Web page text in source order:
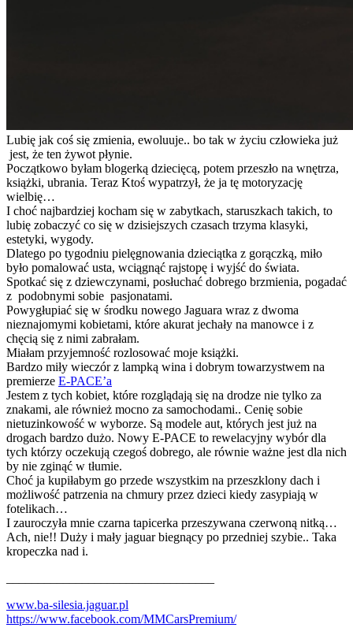
Lubię jak coś się zmienia, ewoluuje.. bo tak w życiu człowieka już
jest, że ten żywot płynie.
Początkowo byłam blogerką dziecięcą, potem przeszło na wnętrza,
książki, ubrania. Teraz Ktoś wypatrzył, że ja tę motoryzację
wielbię…
I choć najbardziej kocham się w zabytkach, staruszkach takich, to
lubię zobaczyć co się w dzisiejszych czasach trzyma klasyki,
estetyki, wygody.
Dlatego po tygodniu pielęgnowania dzieciątka z gorączką, miło
było pomalować usta, wciągnąć rajstopę i wyjść do świata.
Spotkać się z dziewczynami, posłuchać dobrego brzmienia, pogadać
z podobnymi sobie pasjonatami.
Powygłupiać się w środku nowego Jaguara wraz z dwoma
nieznajomymi kobietami, które akurat jechały na manowce i z
chęcią się z nimi zabrałam.
Miałam przyjemność rozlosować moje książki.
Bardzo miły wieczór z lampką wina i dobrym towarzystwem na
premierze E-PACE’a
Jestem z tych kobiet, które rozglądają się na drodze nie tylko za
znakami, ale również mocno za samochodami.. Cenię sobie
nietuzinkowość w wyborze. Są modele aut, których jest już na
drogach bardzo dużo. Nowy E-PACE to rewelacyjny wybór dla
tych którzy oczekują czegoś dobrego, ale równie ważne jest dla nich
by nie zginąć w tłumie.
Choć ja kupiłabym go przede wszystkim na przeszklony dach i
możliwość patrzenia na chmury przez dzieci kiedy zasypiają w
fotelikach…
I zauroczyła mnie czarna tapicerka przeszywana czerwoną nitką…
Ach, nie!! Duży i mały jaguar biegnący po przedniej szybie.. Taka
kropeczka nad i.
www.ba-silesia.jaguar.pl
https://www.facebook.com/MMCarsPremium/